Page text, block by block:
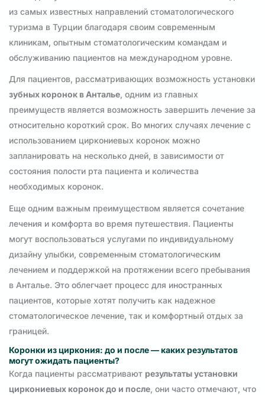
из самых известных направлений стоматологического
туризма в Турции благодаря своим современным
клиникам, опытным стоматологическим командам и
обслуживанию пациентов на международном уровне.
Для пациентов, рассматривающих возможность установки
зубных коронок в Анталье, одним из главных
преимуществ является возможность завершить лечение за
относительно короткий срок. Во многих случаях лечение с
использованием циркониевых коронок можно
запланировать на несколько дней, в зависимости от
состояния полости рта пациента и количества
необходимых коронок.
Еще одним важным преимуществом является сочетание
лечения и комфорта во время путешествия. Пациенты
могут воспользоваться услугами по индивидуальному
дизайну улыбки, современным стоматологическим
лечением и поддержкой на протяжении всего пребывания
в Анталье. Это облегчает процесс для иностранных
пациентов, которые хотят получить как надежное
стоматологическое лечение, так и комфортный отдых за
границей.
Коронки из циркония: до и после — каких результатов
могут ожидать пациенты?
Когда пациенты рассматривают результаты установки
циркониевых коронок до и после, они часто отмечают, что